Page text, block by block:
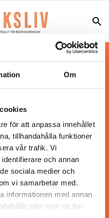
Om
för att anpassa innehållet
tillhandahålla funktioner
vår trafik. Vi
och annan
sociala medier och
vi samarbetar med.
informationen med annan
eller som de har
mest uppdaterade
besöksnäringen.
är ett affärsmagasin
ut avVisita